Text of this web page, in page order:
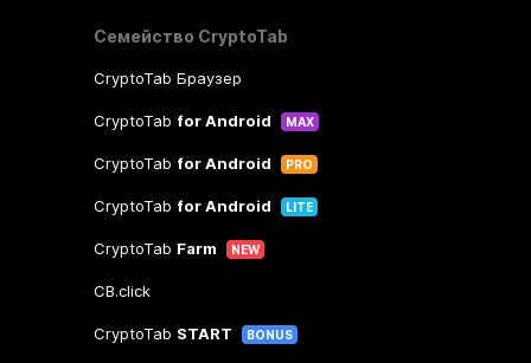
Семейство CryptoTab
CryptoTab Браузер
CryptoTab for Android MAX
CryptoTab for Android PRO
CryptoTab for Android LITE
CryptoTab Farm NEW
CB.click
CryptoTab START BONUS